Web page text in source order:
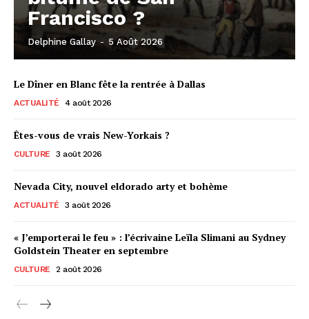
Francisco ?
Delphine Gallay - 5 Août 2026
Le Dîner en Blanc fête la rentrée à Dallas
ACTUALITÉ 4 août 2026
Êtes-vous de vrais New-Yorkais ?
CULTURE 3 août 2026
Nevada City, nouvel eldorado arty et bohème
ACTUALITÉ 3 août 2026
« J’emporterai le feu » : l’écrivaine Leïla Slimani au Sydney
Goldstein Theater en septembre
CULTURE 2 août 2026